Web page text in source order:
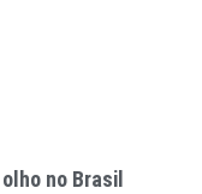
no Brasil